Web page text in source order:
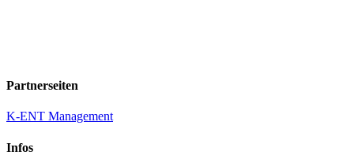
Partnerseiten
K-ENT Management
Infos